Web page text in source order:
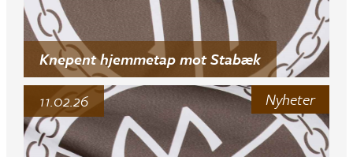
Knepent hjemmetap mot Stabæk
Nyheter
11.02.26